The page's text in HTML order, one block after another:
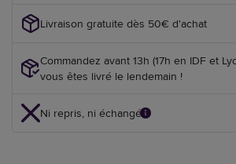
Livraison gratuite dès 50€ d'achat
Commandez avant 13h (17h en IDF et
vous êtes livré le lendemain !
Ni repris, ni échangé